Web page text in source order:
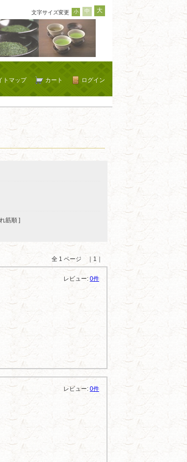
文字サイズ変更 小 中 大
ログイン
カート
トマップ
筋順 ]
全 1 ページ ｜1｜
レビュー: 0件
レビュー: 0件